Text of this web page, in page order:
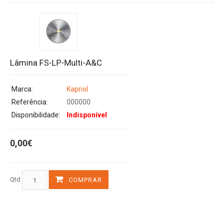
Lâmina FS-LP-Multi-A&C
Marca:
Kapriol
Referência:
000000
Disponibilidade:
Indisponível
0,00€
Qtd COMPRAR